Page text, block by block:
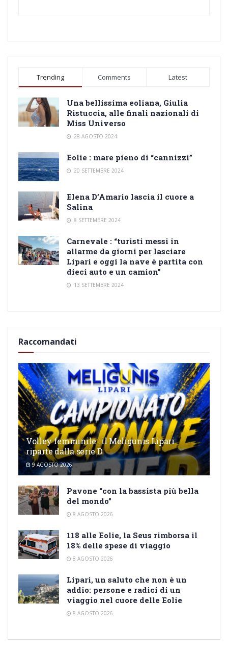
Trending Comments Latest
Una bellissima eoliana, Giulia
Ristuccia, alle finali nazionali di
Miss Universo
28 AGOSTO 2024
Eolie : mare pieno di “cannizzi”
20 SETTEMBRE 2024
Elena D’Amario lascia il cuore a
Salina
8 SETTEMBRE 2024
Carnevale : “turisti messi in
allarme da giorni per lasciare
Lipari e oggi la nave è partita con
dieci auto e un camion”
13 SETTEMBRE 2024
Raccomandati
Volley femminile : il Meligunis Lipari
riparte dalla serie D
9 AGOSTO 2026
Pavone “con la bassista più bella
del mondo”
8 AGOSTO 2026
118 alle Eolie, la Seus rimborsa il
18% delle spese di viaggio
8 AGOSTO 2026
Lipari, un saluto che non è un
addio: persone e radici di un
viaggio nel cuore delle Eolie
8 AGOSTO 2026